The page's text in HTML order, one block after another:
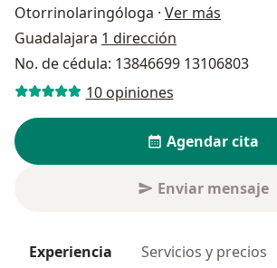
Otorrinolaringóloga · Ver más
Guadalajara 1 dirección
No. de cédula: 13846699 13106803
10 opiniones
Agendar cita
Enviar mensaje
Experiencia Servicios y precios